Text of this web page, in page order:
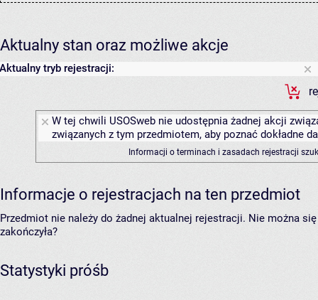
Aktualny stan oraz możliwe akcje
Aktualny tryb rejestracji:
W tej chwili USOSweb nie udostępnia żadnej akcji
związanych z tym przedmiotem, aby poznać dokładne
Informacji o terminach i zasadach rejestracji
Informacje o rejestracjach na ten przedmiot
Przedmiot nie należy do żadnej aktualnej rejestracji. Nie można
zakończyła?
Statystyki próśb